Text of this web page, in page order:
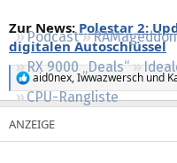
Podcast RAMageddon
RX 9000 „Deals“
CPU-Rangliste
Zur News: Polestar 2:
digitalen Autoschlüssel
R
e
a
k
t
aid0nex,Iwwazwersch und